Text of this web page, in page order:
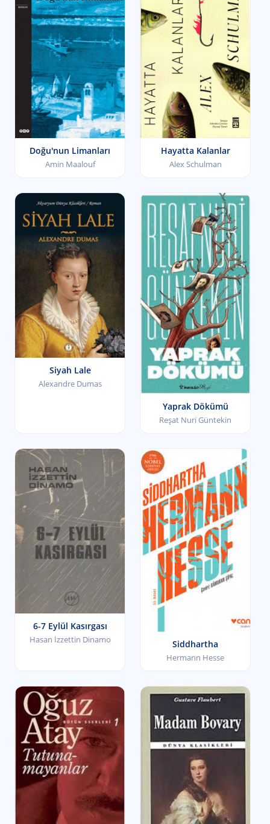
Doğu'nun Limanları
Amin Maalouf
Hayatta Kalanlar
Alex Schulman
Siyah Lale
Alexandre Dumas
Yaprak Dökümü
Reşat Nuri Güntekin
6-7 Eylül Kasırgası
Hasan İzzettin Dinamo Siddhartha
Hermann Hesse